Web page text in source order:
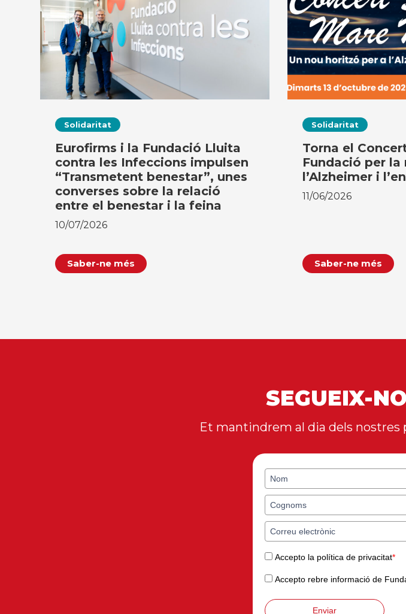
Solidaritat
Eurofirms i la Fundació Lluita
contra les Infeccions impulsen
“Transmetent benestar”, unes
converses sobre la relació
entre el benestar i la feina
10/07/2026
Saber-ne més
Solidaritat
Torna el
Fundació per la
l’Alzheimer i
11/06/2026
Saber-ne més
SEGUEIX-
Et mantindrem al dia dels nostres
Accepto la política de privacitat*
Accepto rebre informació de
Enviar